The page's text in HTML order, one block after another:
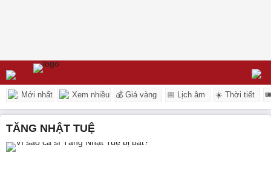
Mới nhất Xem nhiều 💰 Giá vàng 📅 Lịch âm ☀️ Thời tiết
TĂNG NHẬT TUỆ